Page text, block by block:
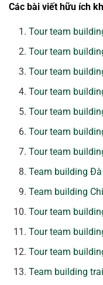
Các bài viết hữu ích
Tour team
Tour team
Tour team
Tour team
Tour team
Tour team
Tour team
Team building
Team building
Tour team
Tour team
Tour team
Team building